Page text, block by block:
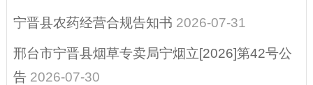
公开
宁晋县农药经营合规告知书 2026-07-31
邢台市宁晋县烟草专卖局宁烟立[2026]第42号公
告 2026-07-30